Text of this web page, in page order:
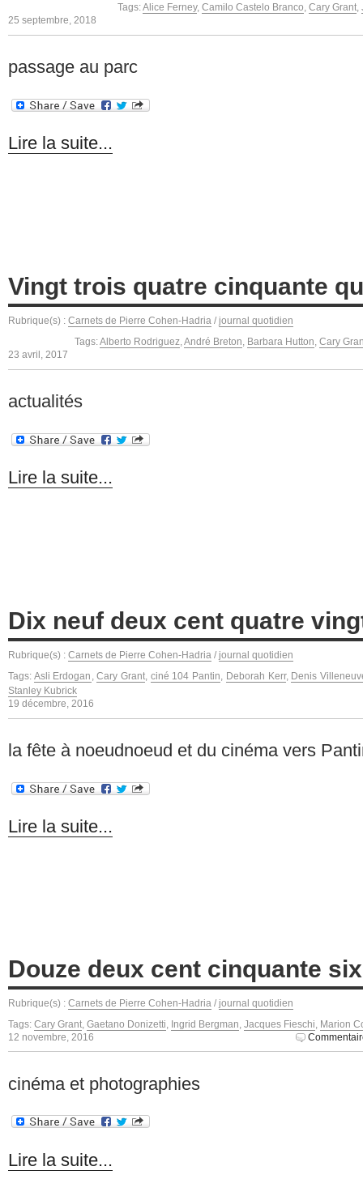
Tags:Alice Ferney, Camilo Castelo Branco, Cary Grant,
25 septembre, 2018
passage au parc
Lire la suite...
Vingt trois quatre cinquante
Rubrique(s) : Carnets de Pierre Cohen-Hadria / journal quotidien
Tags:Alberto Rodriguez André Breton Barbara Hutton Cary
23 avril, 2017
actualités
Lire la suite...
Dix neuf deux cent quatre
Rubrique(s) : Carnets de Pierre Cohen-Hadria / journal quotidien
Tags: Asli Erdogan ,Cary Grant ciné 104 Pantin Deborah Kerr, Denis
Stanley Kubrick
19 décembre, 2016
la fête à noeudnoeud et du cinéma vers
Lire la suite...
Douze deux cent cinquante six
Rubrique(s) : Carnets de Pierre Cohen-Hadria / journal quotidien
Tags: Cary Grant, Gaetano Donizetti, Ingrid Bergman, Jacques Fieschi, Marion
12 novembre, 2016
cinéma et photographies
Lire la suite...